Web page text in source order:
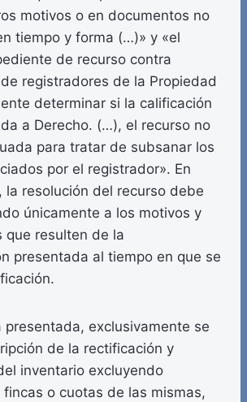
motivos o en documentos no
tiempo y forma (…)» y «el
de recurso contra
registradores de la Propiedad
determinar si la calificación
a Derecho. (…), el recurso no
para tratar de subsanar los
por el registrador». En
la resolución del recurso debe
únicamente a los motivos y
que resulten de la
presentada al tiempo en que se
presentada, exclusivamente se
de la rectificación y
inventario excluyendo
o cuotas de las mismas,